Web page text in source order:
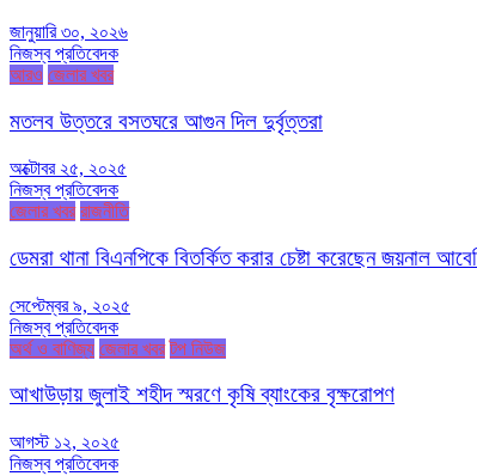
জানুয়ারি ৩০, ২০২৬
নিজস্ব প্রতিবেদক
আরও জেলার খবর
মতলব উত্তরে বসতঘরে আগুন দিল দুর্বৃত্তরা
অক্টোবর ২৫, ২০২৫
নিজস্ব প্রতিবেদক
জেলার খবর রাজনীতি
ডেমরা থানা বিএনপিকে বিতর্কিত করার চেষ্টা করেছেন জয়নাল
সেপ্টেম্বর ৯, ২০২৫
নিজস্ব প্রতিবেদক
অর্থ ও বাণিজ্য জেলার খবর টপ নিউজ
আখাউড়ায় জুলাই শহীদ স্মরণে কৃষি ব্যাংকের বৃক্ষরোপণ
আগস্ট ১২, ২০২৫
নিজস্ব প্রতিবেদক